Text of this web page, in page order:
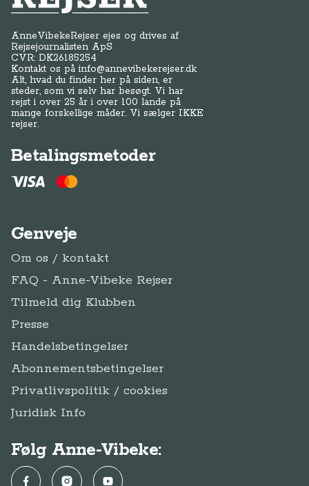
AnneVibekeRejser ejes og drives af
Rejsejournalisten ApS
CVR: DK26185254
Kontakt os påinfo@annevibekerejser.dk
Alt, hvad du finder her på siden, er
steder, som vi selv har besøgt. Vi har
rejst i over 25 år i over 100 lande på
mange forskellige måder. Vi sælger IKKE
rejser.
Betalingsmetoder
Genveje
Om os / kontakt
FAQ - Anne-Vibeke Rejser
Tilmeld dig Klubben
Presse
Handelsbetingelser
Abonnementsbetingelser
Privatlivspolitik / cookies
Juridisk Info
Følg Anne-Vibeke:
FacebookInstagramYouTube